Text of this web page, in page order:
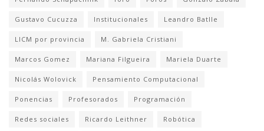
Gustavo Cucuzza Institucionales Leandro Batlle
LICM por provincia M. Gabriela Cristiani
Marcos Gomez Mariana Filgueira Mariela Duarte
Nicolás Wolovick Pensamiento Computacional
Ponencias Profesorados Programación
Redes sociales Ricardo Leithner Robótica